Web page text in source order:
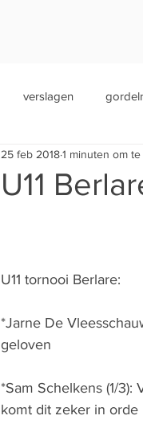
verslagen
U11
25 feb 20181 minuten om
U11 tornooi Berlare:
*Jarne De
geloven
*Sam Schelkens (1/
komt dit zeker in orde